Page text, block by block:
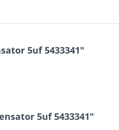
5uf 5433341"
5uf 5433341"